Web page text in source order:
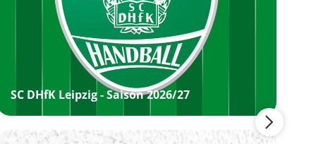
SC DHfK Leipzig - Saison 2026/27